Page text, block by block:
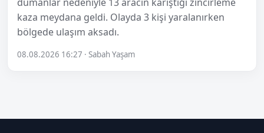
kaza meydana geldi. Olayda 3 kişi yaralanırken
bölgede ulaşım aksadı.
08.08.2026 16:27 · Sabah Yaşam